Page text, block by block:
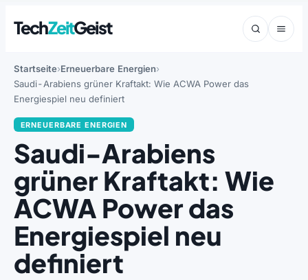
TechZeitGeist
Startseite Erneuerbare Energien
Saudi-Arabiens grüner Kraftakt: Wie ACWA Power das
Energiespiel neu definiert
ERNEUERBARE ENERGIEN
Saudi-Arabiens
grüner Kraftakt: Wie
ACWA Power das
Energiespiel neu
definiert